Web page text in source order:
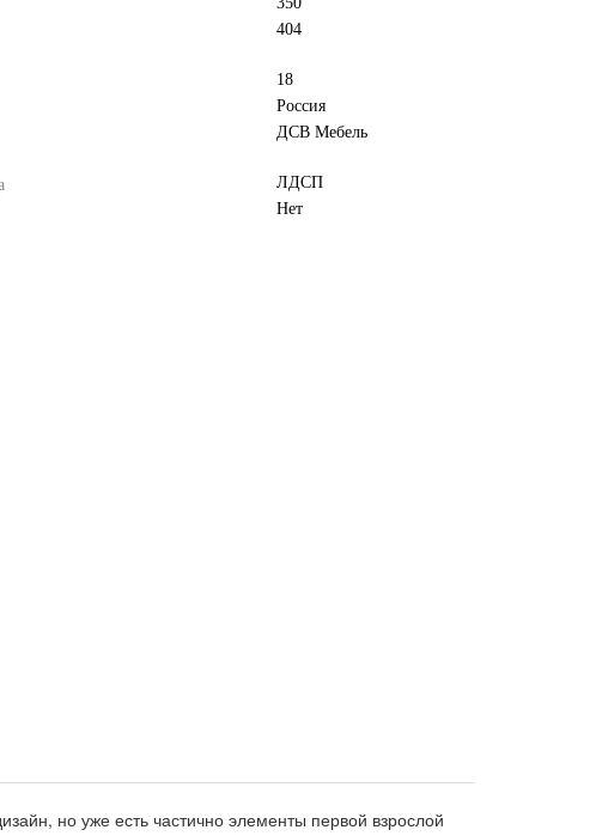
404
18
Россия
ДСВ Мебель
ЛДСП
Нет
но уже есть частично элементы первой взрослой